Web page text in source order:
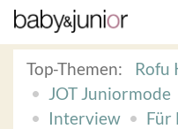
Top-Themen:
Rofu
JOT Juniormode
Interview
Für